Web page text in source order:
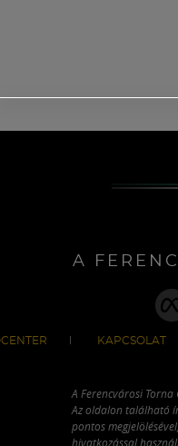
A
KAPCSOLAT
A Ferencvárosi
Az oldalon található
pontos
hivatkozással